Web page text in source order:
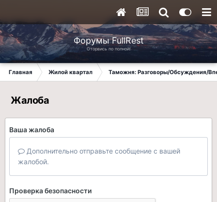
Форумы FullRest
Оторвись по полной!
Главная Жилой квартал Таможня: Разговоры/Обсуждения/
Жалоба
Ваша жалоба
Дополнительно отправьте сообщение с вашей
жалобой.
Проверка безопасности